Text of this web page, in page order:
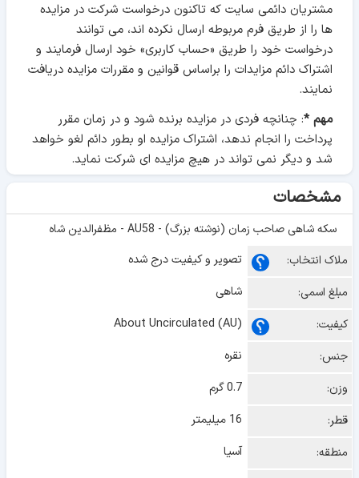
مشتریان دائمی سایت که تاکنون درخواست شرکت در مزایده
ها را از طریق فرم مربوطه ارسال نکرده اند، می توانند
درخواست خود را طریق «حساب کاربری» خود ارسال فرمایند و
اشتراک دائم مزایدات را براساس قوانین و مقررات مزایده دریافت
نمایند.
مهم *: چنانچه فردی در مزایده برنده شود و در زمان مقرر
پرداخت را انجام ندهد، اشتراک مزایده او بطور دائم لغو خواهد
شد و دیگر نمی تواند در هیچ مزایده ای شرکت نماید.
مشخصات
سکه شاهی صاحب زمان (نوشته بزرگ) - AU58 - مظفرالدین شاه
ملاک انتخاب:
تصویر و کیفیت درج شده
مبلغ اسمی:
شاهی
کیفیت:
About Uncirculated (AU)
جنس:
نقره
وزن:
0.7 گرم
قطر:
16 میلیمتر
منطقه:
آسیا